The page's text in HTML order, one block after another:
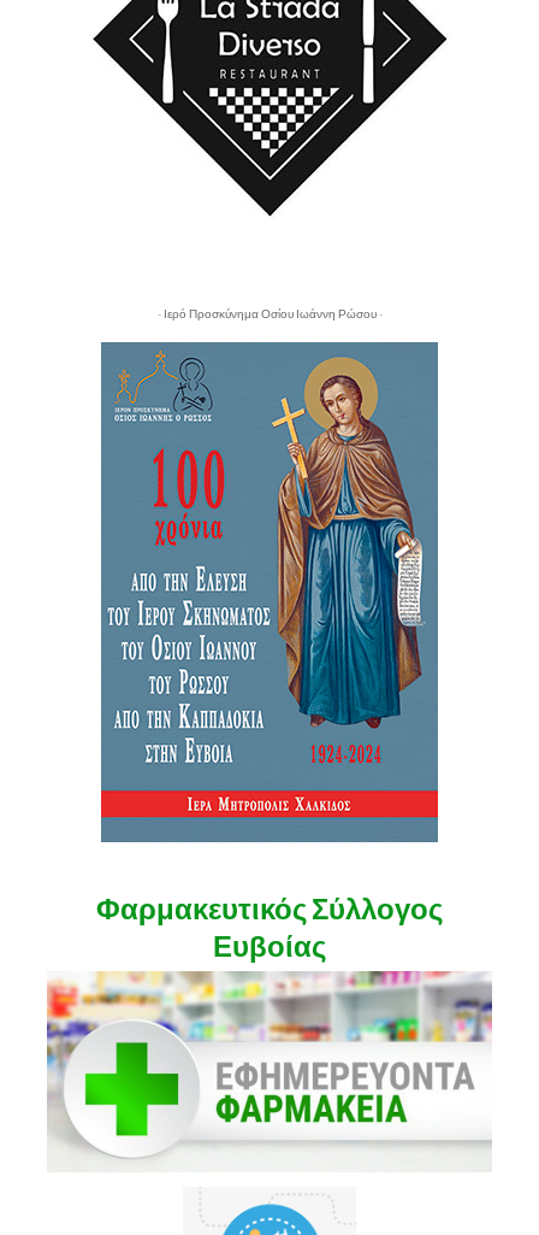
- Ιερό Προσκύνημα Οσίου Ιωάννη Ρώσου -
Φαρμακευτικός Σύλλογος
Ευβοίας